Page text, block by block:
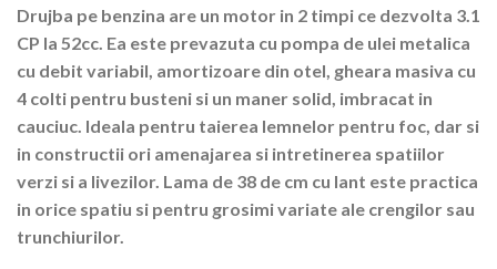
Drujba pe benzina are un motor in 2 timpi ce dezvolta 3.1
CP la 52cc. Ea este prevazuta cu pompa de ulei metalica
cu debit variabil, amortizoare din otel, gheara masiva cu
4 colti pentru busteni si un maner solid, imbracat in
cauciuc. Ideala pentru taierea lemnelor pentru foc, dar si
in constructii ori amenajarea si intretinerea spatiilor
verzi si a livezilor. Lama de 38 de cm cu lant este practica
in orice spatiu si pentru grosimi variate ale crengilor sau
trunchiurilor.